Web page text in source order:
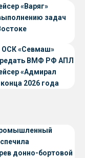
«Варяг»
задач
ОСК «Севмаш»
ВМФ РФ АПЛ
«Адмирал
2026 года
донно-бортовой